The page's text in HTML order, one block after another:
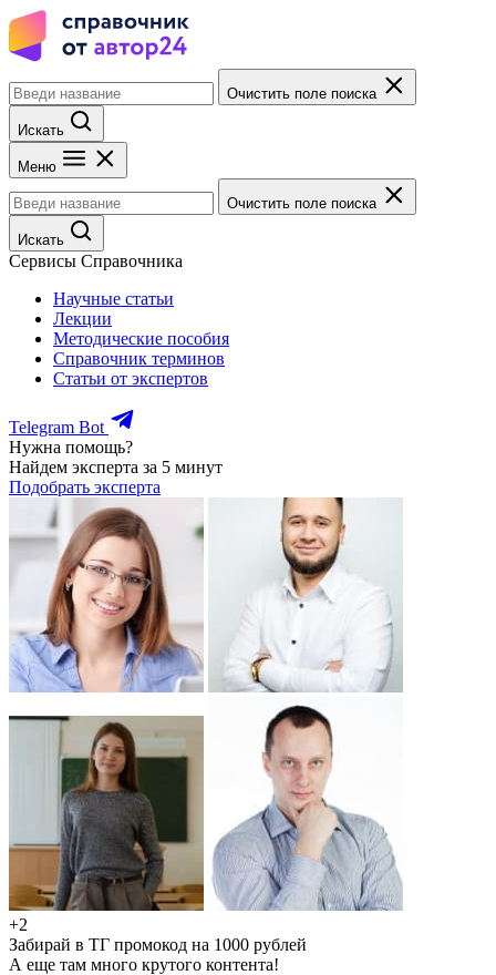
Очистить поле поиска
Искать
Меню
Очистить поле поиска
Искать
Сервисы Справочника
Научные статьи
Лекции
Методические пособия
Справочник терминов
Статьи от экспертов
Telegram Bot
Нужна помощь?
Найдем эксперта за 5 минут
Подобрать эксперта
+2
Забирай в ТГ промокод на 1000 рублей
А еще там много крутого контента!